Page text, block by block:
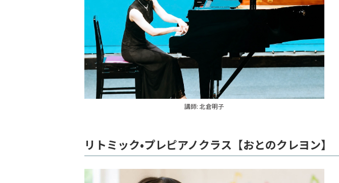
講師: 北倉明子
リトミック•プレピアノクラス【おとのクレヨン】